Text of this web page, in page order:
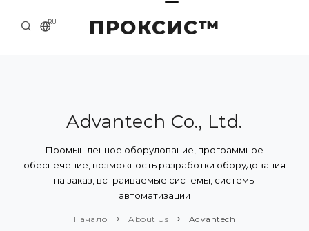
ПРОКСИС™
RU
О КОМПАНИИ
ПРИМЕРЫ И РЕШЕНИЯ
КАТАЛОГ ПРОДУКЦИИ
Advantech Co., Ltd.
Промышленное оборудование, программное
обеспечение, возможность разработки оборудования
на заказ, встраиваемые системы, системы
автоматизации
Начало About Us Advantech